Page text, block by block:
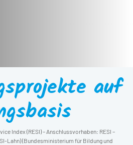
auf
Index (RESI) – Anschlussvorhaben: RESI –
Lahn) (Bundesministerium für Bildung und